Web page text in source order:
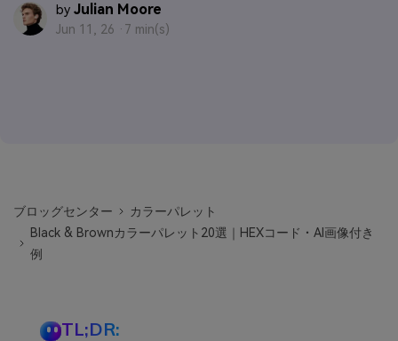
by Julian Moore
Jun 11, 26 · 7 min(s)
ブロッグセンター
カラーパレット
Black & Brownカラーパレット20選｜HEXコード・AI画像付き
例
TL;DR: